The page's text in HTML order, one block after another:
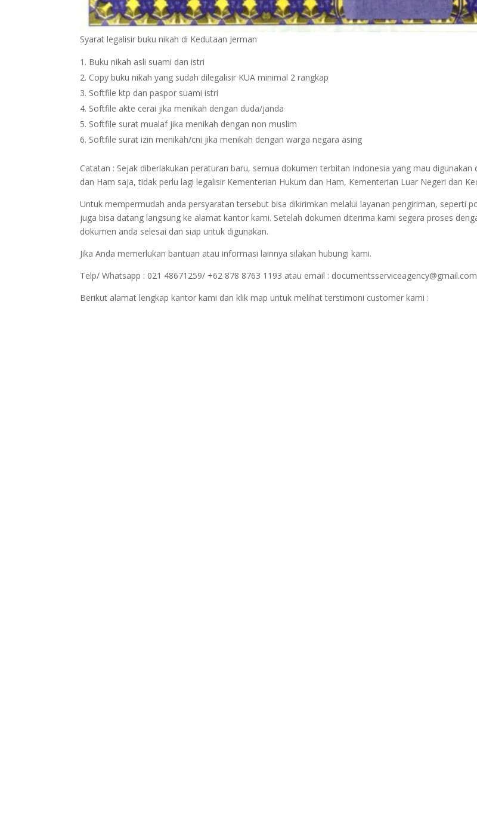
Syarat legalisir buku nikah di Kedutaan Jerman
Buku nikah asli suami dan istri
Copy buku nikah yang sudah dilegalisir KUA minimal 2 rangkap
Softfile ktp dan paspor suami istri
Softfile akte cerai jika menikah dengan duda/janda
Softfile surat mualaf jika menikah dengan non muslim
Softfile surat izin menikah/cni jika menikah dengan warga negara asing
Catatan : Sejak diberlakukan peraturan baru, semua dokumen terbitan Indonesia yang mau
dan Ham saja, tidak perlu lagi legalisir Kementerian Hukum dan Ham, Kementerian Luar Negeri dan
Untuk mempermudah anda persyaratan tersebut bisa dikirimkan melalui layanan pengiriman, seperti
juga bisa datang langsung ke alamat kantor kami. Setelah dokumen diterima kami segera proses
dokumen anda selesai dan siap untuk digunakan.
Jika Anda memerlukan bantuan atau informasi lainnya silakan hubungi kami.
Telp/ Whatsapp : 021 48671259/ +62 878 8763 1193 atau email : documentsserviceagency@gmail.com
Berikut alamat lengkap kantor kami dan klik map untuk melihat terstimoni customer kami :